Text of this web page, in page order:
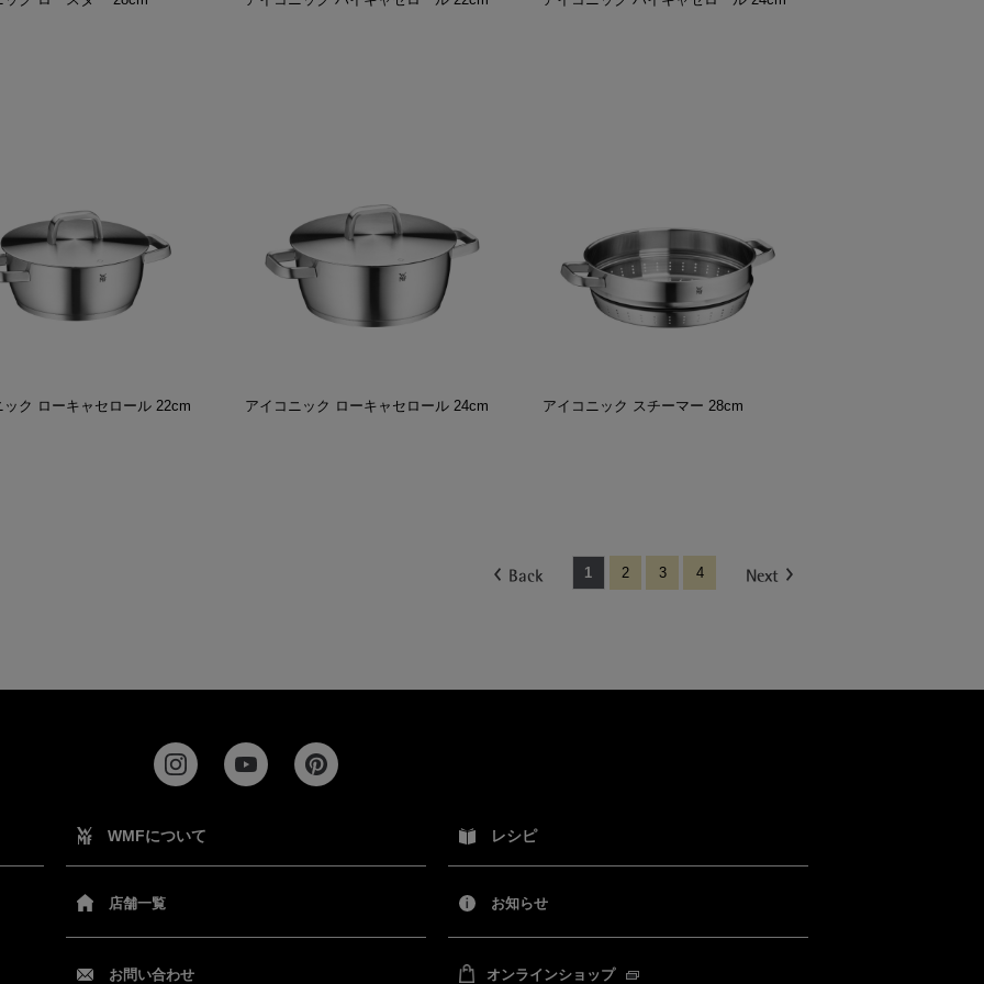
ック ローキャセロール 22cm アイコニック ローキャセロール 24cm アイコニック スチーマー 28cm
1 2 3 4
WMFについて
店舗一覧
お問い合わせ
レシピ
お知らせ
オンラインショップ